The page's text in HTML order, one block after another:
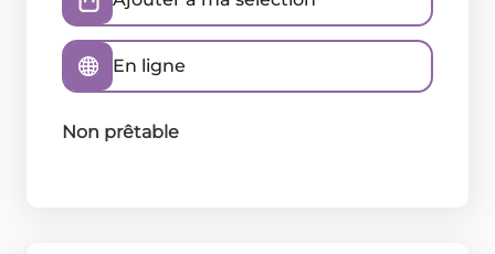
En ligne
Non prêtable